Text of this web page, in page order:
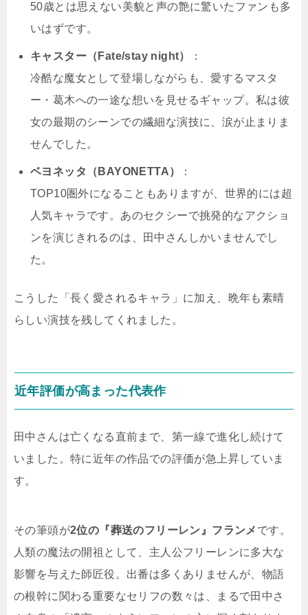
50歳とは思えない美貌と声の艶に驚いたファンも多
いはずです。
キャスター（Fate/stay night）
：
冷酷な魔女として登場しながらも、愛するマスタ
ー・葛木への一途な想いを見せるギャップ。私は彼
女の最期のシーンでの繊細な演技に、涙が止まりま
せんでした。
ベヨネッタ（BAYONETTA）
：
TOP10圏外になることもありますが、世界的には超
人気キャラです。あのセクシーで挑発的なアクショ
ンを演じきれるのは、田中さんしかいませんでし
た。
こうした「長く愛されるキャラ」に加え、晩年も素晴
らしい演技を残してくれました。
近年評価が高まった代表作
田中さんは亡くなる直前まで、第一線で進化し続けて
いました。特に近年の作品での評価が急上昇していま
す。
その筆頭が2位の『葬送のフリーレン』フランメ です。
人類の魔法の開祖として、主人公フリーレンに多大な
影響を与えた師匠役。出番は多くありませんが、物語
の根幹に関わる重要なセリフの数々は、まるで田中さ